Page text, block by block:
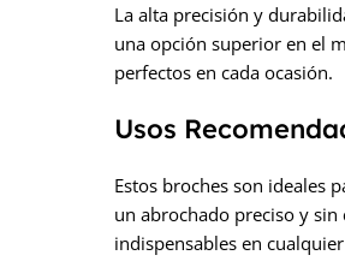
La alta precisión y
una opción superior en el
perfectos en cada ocasión.
Usos
Estos broches son ideales
un abrochado preciso y
indispensables en